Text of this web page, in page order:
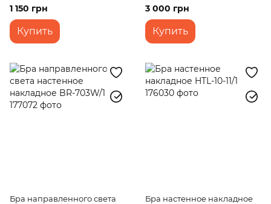
02-02 ALU
1 150 грн
Купить
300W/1
3 000 грн
Купить
Бра направленного света
Бра настенное накладное